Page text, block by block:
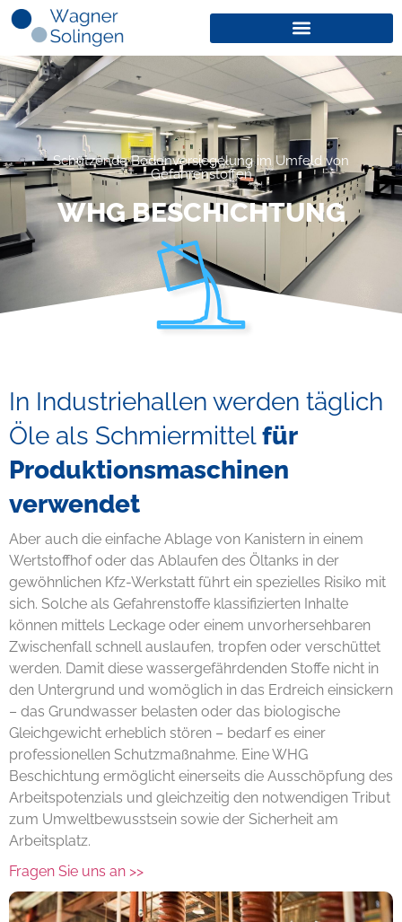
Schützende Bodenversiegelung im Umfeld von
Gefahrenstoffen
WHG BESCHICHTUNG
In Industriehallen werden täglich
Öle als Schmiermittelfür
Produktionsmaschinen
verwendet
Aber auch die einfache Ablage von Kanistern in einem
Wertstoffhof oder das Ablaufen des Öltanks in der
gewöhnlichen Kfz-Werkstatt führt ein spezielles Risiko mit
sich. Solche als Gefahrenstoffe klassifizierten Inhalte
können mittels Leckage oder einem unvorhersehbaren
Zwischenfall schnell auslaufen, tropfen oder verschüttet
werden. Damit diese wassergefährdenden Stoffe nicht in
den Untergrund und womöglich in das Erdreich einsickern
– das Grundwasser belasten oder das biologische
Gleichgewicht erheblich stören – bedarf es einer
professionellen Schutzmaßnahme. Eine WHG
Beschichtung ermöglicht einerseits die Ausschöpfung des
Arbeitspotenzials und gleichzeitig den notwendigen Tribut
zum Umweltbewusstsein sowie der Sicherheit am
Arbeitsplatz.
Fragen Sie uns an >>